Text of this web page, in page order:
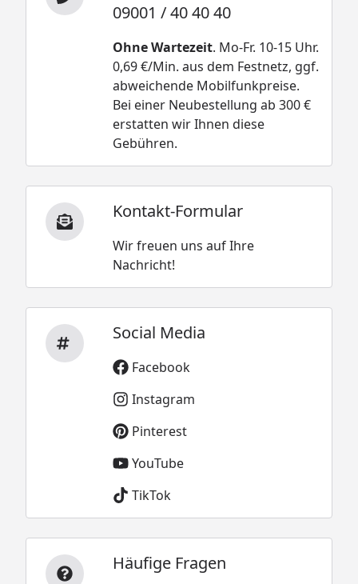
09001 / 40 40 40
Ohne Wartezeit. Mo-Fr. 10-15 Uhr.
0,69 €/Min. aus dem Festnetz, ggf.
abweichende Mobilfunkpreise.
Bei einer Neubestellung ab 300 €
erstatten wir Ihnen diese
Gebühren.
Kontakt-Formular
Wir freuen uns auf Ihre
Nachricht!
Social Media
Facebook
Instagram
Pinterest
YouTube
TikTok
Häufige Fragen